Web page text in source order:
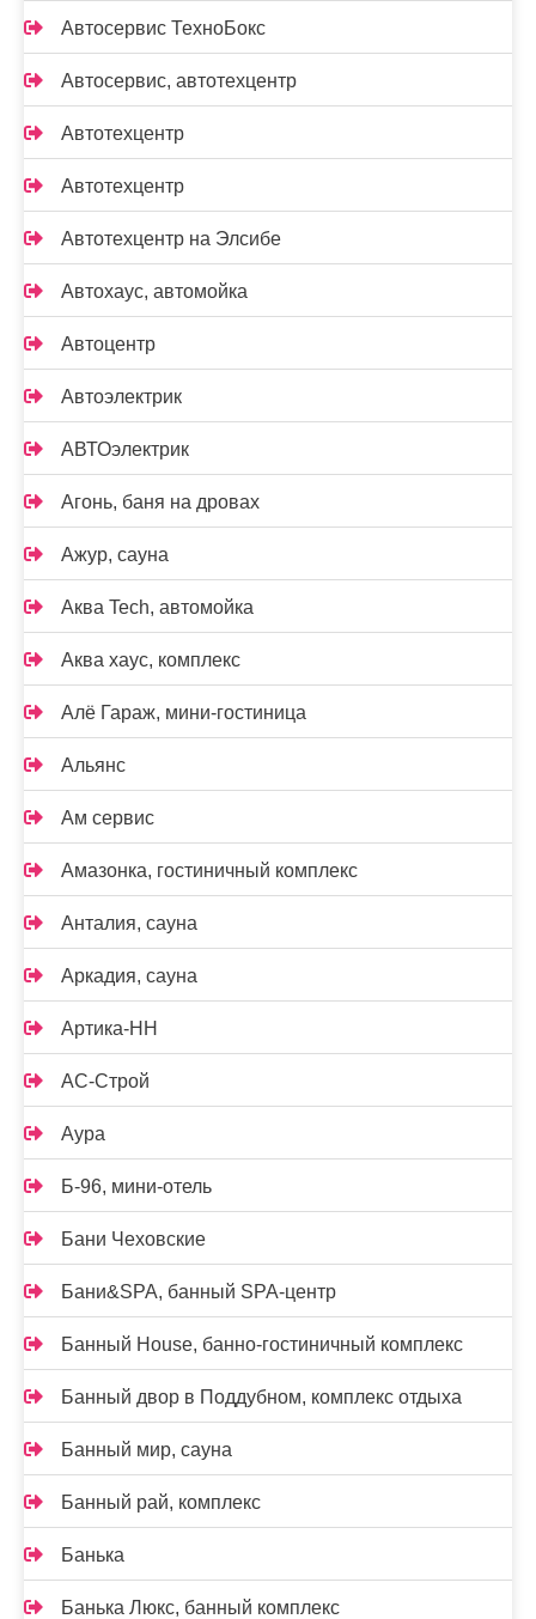
Автосервис ТехноБокс
Автосервис, автотехцентр
Автотехцентр
Автотехцентр
Автотехцентр на Элсибе
Автохаус, автомойка
Автоцентр
Автоэлектрик
АВТОэлектрик
Агонь, баня на дровах
Ажур, сауна
Аква Tech, автомойка
Аква хаус, комплекс
Алё Гараж, мини-гостиница
Альянс
Ам сервис
Амазонка, гостиничный комплекс
Анталия, сауна
Аркадия, сауна
Артика-НН
АС-Строй
Аура
Б-96, мини-отель
Бани Чеховские
Бани&SPA, банный SPA-центр
Банный House, банно-гостиничный комплекс
Банный двор в Поддубном, комплекс отдыха
Банный мир, сауна
Банный рай, комплекс
Банька
Банька Люкс, банный комплекс